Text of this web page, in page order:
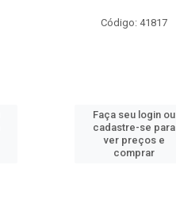
Código: 41817
Faça seu login ou
cadastre-se para
ver preços e
comprar